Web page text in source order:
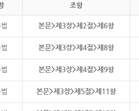
조항
본문>제3장>제2절>제6항
본문>제3장>제4절>제8항
본문>제3장>제4절>제9항
본문>제3장>제5절>제11항